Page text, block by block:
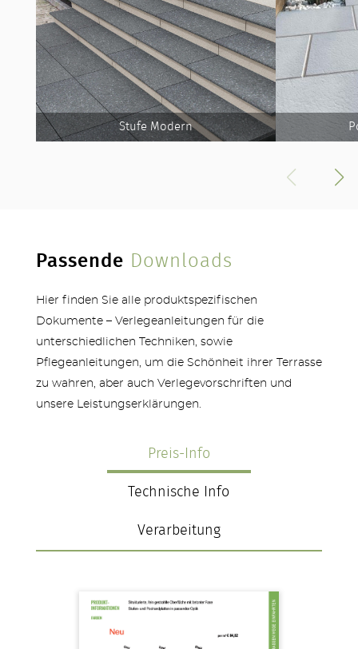
MEHR PRODUKTE
Stufe Modern
Passende Downloads
Hier finden Sie alle produktspezifischen
Dokumente – Verlegeanleitungen für die
unterschiedlichen Techniken, sowie
Pflegeanleitungen, um die Schönheit ihrer Terrasse
zu wahren, aber auch Verlegevorschriften und
unsere Leistungserklärungen.
Preis-Info
Technische Info
Verarbeitung